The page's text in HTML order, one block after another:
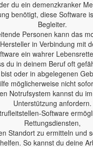
du ein demenzkranker
benötigt, diese Software
Begleiter.
Personen kann das
in Verbindung mit
ein wahrer
du in deinem Beruf oft
oder in abgelegenen
möglicherweise nicht
Notrufsystem kannst du
Unterstützung anfordern.
Software
Rettungsdiensten,
Standort zu ermitteln und
So kannst du deine